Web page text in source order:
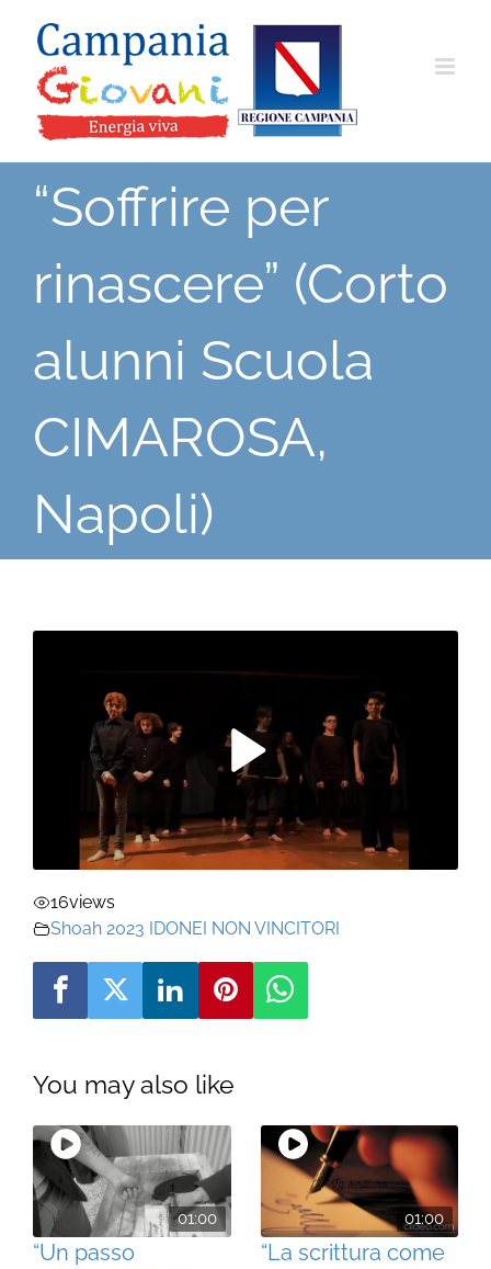
contenuto
“Soffrire per
rinascere” (Corto
alunni Scuola
CIMAROSA,
Napoli)
16views
Shoah 2023 IDONEI NON VINCITORI
You may also like
01:00
“Un passo
01:00
“La scrittura come